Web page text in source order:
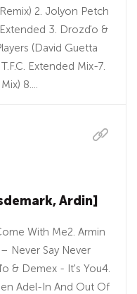
2. Jolyon Petch
3. Drozďo &
(David Guetta
Extended Mix-7.
8....
Ardin]
With Me2. Armin
Never Say Never
& Demex - It's You4.
Adel-In And Out Of